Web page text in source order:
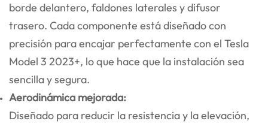
borde delantero, faldones laterales y difusor
trasero. Cada componente está diseñado con
precisión para encajar perfectamente con el Tesla
Model 3 2023+, lo que hace que la instalación sea
sencilla y segura.
Aerodinámica mejorada:
Diseñado para reducir la resistencia y la elevación,